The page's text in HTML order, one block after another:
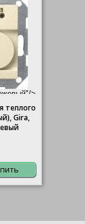
>
теплого
Gira,